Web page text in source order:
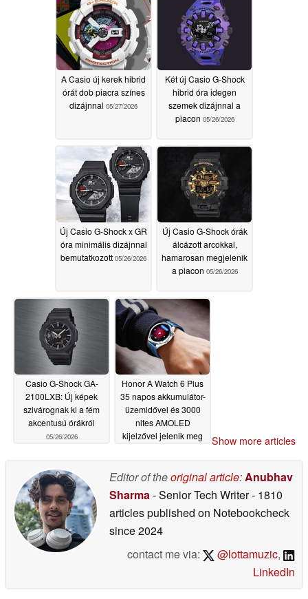
A Casio új kerek hibrid
órát dob piacra színes
dizájnnal 05/27/2026
Két új Casio G-Shock
hibrid óra idegen
szemek dizájnnal a
piacon 05/26/2026
Új Casio G-Shock x GR
óra minimális dizájnnal
bemutatkozott 05/26/2026
Új Casio G-Shock órák
álcázott arcokkal,
hamarosan megjelenik
a piacon 05/26/2026
Casio G-Shock GA-
2100LXB: Új képek
szivárognak ki a fém
akcentusú órákról
05/26/2026
Honor A Watch 6 Plus
35 napos akkumulátor-
üzemidővel és 3000
nites AMOLED
kijelzővel jelenik meg
Show more articles
Editor of theoriginal article:Anubhav
Sharma- Senior Tech Writer- 1810
articles published on Notebookcheck
since 2024
contact me via:
@lottamuzic,
LinkedIn